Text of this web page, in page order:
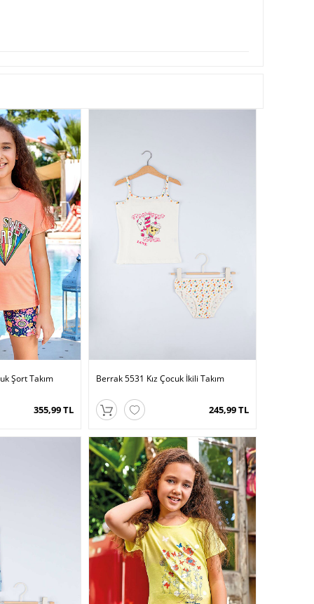
Şort Takım
355,99 TL
Berrak 5531 Kız Çocuk İkili Takım
245,99 TL